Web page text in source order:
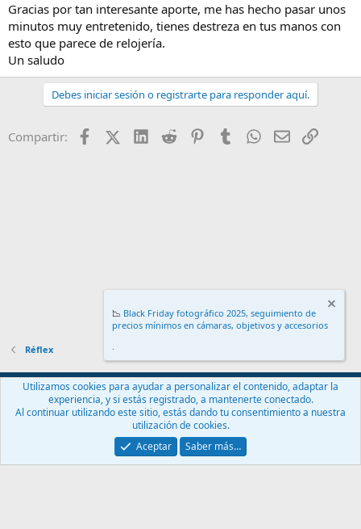
Gracias por tan interesante aporte, me has hecho pasar unos
minutos muy entretenido, tienes destreza en tus manos con
esto que parece de relojería.
Un saludo
Debes iniciar sesión o registrarte para responder aquí.
Compartir: FacebookX (Twitter)
LinkedIn
Reddit PinterestTumblr WhatsApp
EmailEnlace
Réflex
Español (ES)
Contáctanos
Términos y reglas Política de privacidad
Ayuda
Community platform by XenForo® © 2010-2024 XenForo Ltd.
📉 Black Friday fotográfico 2025, seguimiento de
precios mínimos en cámaras, objetivos y accesorios
.
Utilizamos cookies para ayudar a personalizar el contenido, adaptar la
experiencia, y si estás registrado, a mantenerte conectado.
Al continuar utilizando este sitio, estás dando tu consentimiento a nuestra
utilización de cookies.
Aceptar
Saber más…